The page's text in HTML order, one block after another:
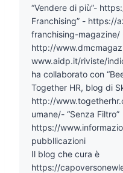
“Vendere di più”-
Franchising” - https://
franchising-magazine/
http://
www.aidp.it/riviste/
ha collaborato con
Together HR, blog di
http://
umane/- “Senza Filtro”
https://
pubbllicazioni
Il blog che cura è
https://